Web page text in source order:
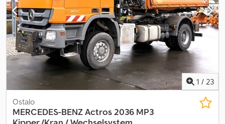
Prazna masa: 8.750 kg Nosivost: 9.250 kg Dozvoljena ukupna masa:
18.000 kg
1 / 23
Ostalo
MERCEDES-BENZActros 2036 MP3